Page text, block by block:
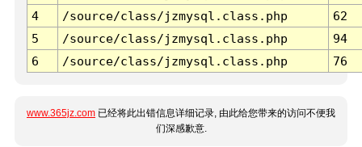
4
/source/class/jzmysql.class.php
62
5
/source/class/jzmysql.class.php
94
6
/source/class/jzmysql.class.php 76
www.365jz.com 已经将此出错信息详细记录, 由此给您带来的访问不便我
们深感歉意.